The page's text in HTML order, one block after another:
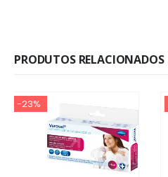
PRODUTOS RELACIONADOS
-25%